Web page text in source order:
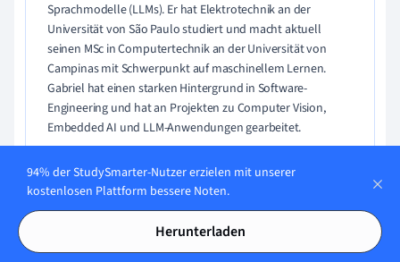
Sprachmodelle (LLMs). Er hat Elektrotechnik an der
Universität von São Paulo studiert und macht aktuell
seinen MSc in Computertechnik an der Universität von
Campinas mit Schwerpunkt auf maschinellem Lernen.
Gabriel hat einen starken Hintergrund in Software-
Engineering und hat an Projekten zu Computer Vision,
Embedded AI und LLM-Anwendungen gearbeitet.
Lerne Gabriel kennen
94% der StudySmarter-Nutzer erzielen mit unserer
kostenlosen Plattform bessere Noten.
Herunterladen